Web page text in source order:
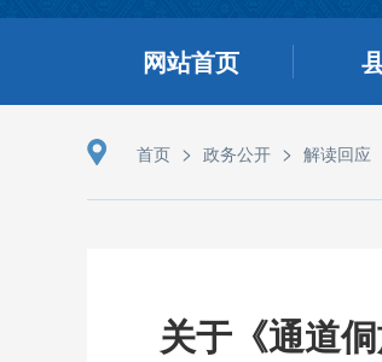
网站首页
首页 > 政务公开 > 解读回应
关于《通道